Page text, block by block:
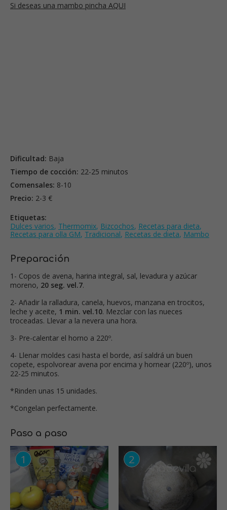
Si deseas una mambo pincha AQUI
Dificultad: Baja
Tiempo de cocción: 22-25 minutos
Comensales: 8-10
Precio: 2-3 €
Etiquetas:
Dulces varios, Thermomix, Bizcochos, Recetas para dieta,
Recetas para olla GM, Tradicional, Recetas de dieta, Mambo
Preparación
1- Copos de avena, harina integral, sal, levadura y azúcar
moreno, 20 seg. vel.7.
2- Añadir la ralladura, canela, huevos, manzana en trocitos,
leche y aceite, 1 min. vel.10. Mezclar con las nueces
troceadas. Llevar a la nevera una hora.
3- Pre-calentar el horno a 220º.
4- Llenar moldes casi hasta el borde, así saldrá un buen
copete, espolvorear avena por encima y hornear (220º), unos
22-25 minutos.
*Rinden unas 15 unidades.
*Congelan perfectamente.
Paso a paso